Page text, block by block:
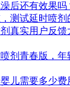
后还有效果吗
测试延时喷剂
真实用户反
剂青春版，
儿需要多少费